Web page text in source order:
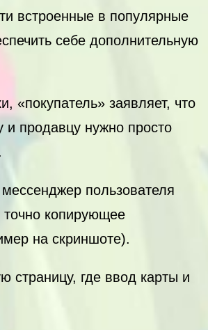
встроенные в популярные
себе дополнительную
«покупатель» заявляет, что
и продавцу нужно просто
пользователя
копирующее
на скриншоте).
страницу, где ввод карты и